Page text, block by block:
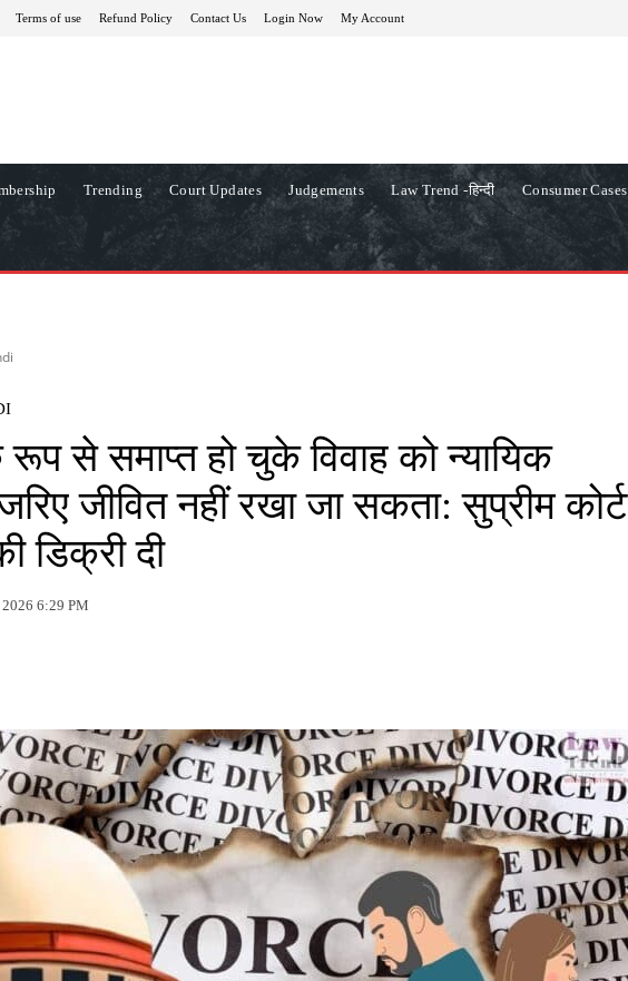
Terms of use Refund Policy Contact Us Login Now My Account
Trending Court Updates Judgements Law Trend -हिन्दी Consumer Cases
रूप से समाप्त हो चुके विवाह को न्यायिक
जीवित नहीं रखा जा सकता: सुप्रीम कोर्ट
डिक्री दी
2026 6:29 PM